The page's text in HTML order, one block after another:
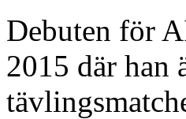
Debuten för
2015 där han